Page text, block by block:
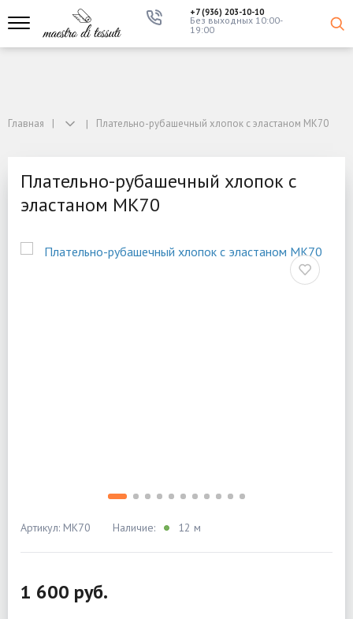
+7 (936) 203-10-10
Без выходных 10:00-
19:00
Главная Плательно-рубашечный хлопок с эластаном MK70
Плательно-рубашечный хлопок с
эластаном MK70
Артикул: MK70 Наличие: 12 м
1 600 руб.